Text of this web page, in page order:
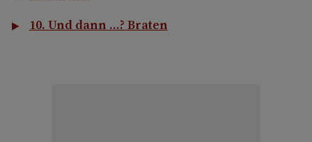
10. Und dann ...? Braten